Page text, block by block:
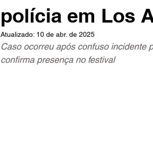
polícia em Los
Atualizado: 10 de abr. de 2025
Caso ocorreu após confuso incidente
confirma presença no festival